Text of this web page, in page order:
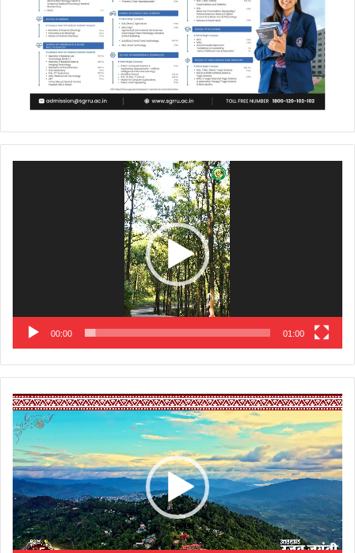
00:00 01:00
Video
Player